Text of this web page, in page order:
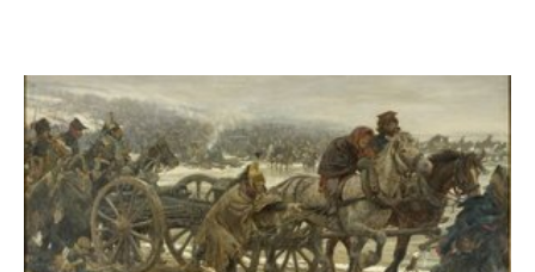
boek (26)